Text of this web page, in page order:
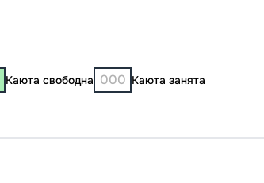
Каюта свободна 000 Каюта занята